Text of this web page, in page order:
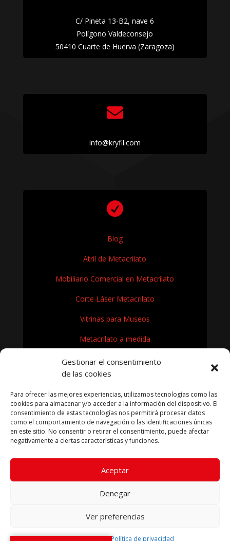
Gestionar el consentimiento
de las cookies
Para ofrecer las mejores experiencias, utilizamos tecnologías como las
cookies para almacenar y/o acceder a la información del dispositivo. El
consentimiento de estas tecnologías nos permitirá procesar datos
como el comportamiento de navegación o las identificaciones únicas
en este sitio. No consentir o retirar el consentimiento, puede afectar
negativamente a ciertas características y funciones.
Aceptar
Denegar
Ver preferencias
Política de cookiesPolítica de privacidad
C/ Pineta 13-B2, nave 6
Polígono Valdeconsejo
50410 Cuarte de Huerva (Zaragoza)

info@kryfil.com

Blog
Atril de Metacrilato
Mobiliario Comercial en Metacrilato
Corte Láser Metacrilato
Vitrinas para Museos
Metacrilato a medida
Rótulos en Metacrilato
Expositores de metacrilato para museos
¿Cómo se fabrica el metacrilato?
KRYFIL METACRILATO SL 2026
Política de privacidad